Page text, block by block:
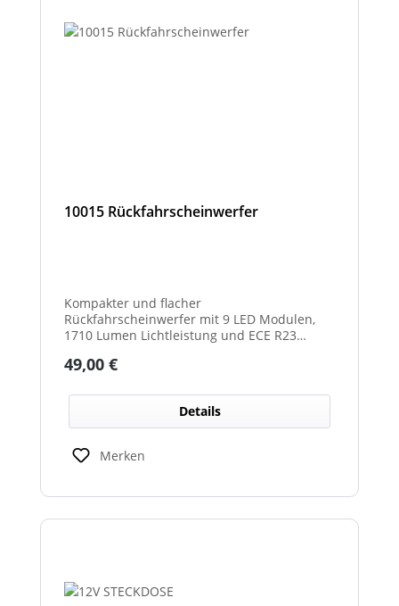
10015 Rückfahrscheinwerfer
Kompakter und flacher
Rückfahrscheinwerfer mit 9 LED Modulen,
1710 Lumen Lichtleistung und ECE R23
Regulärer Preis:
49,00 €
Details
Merken